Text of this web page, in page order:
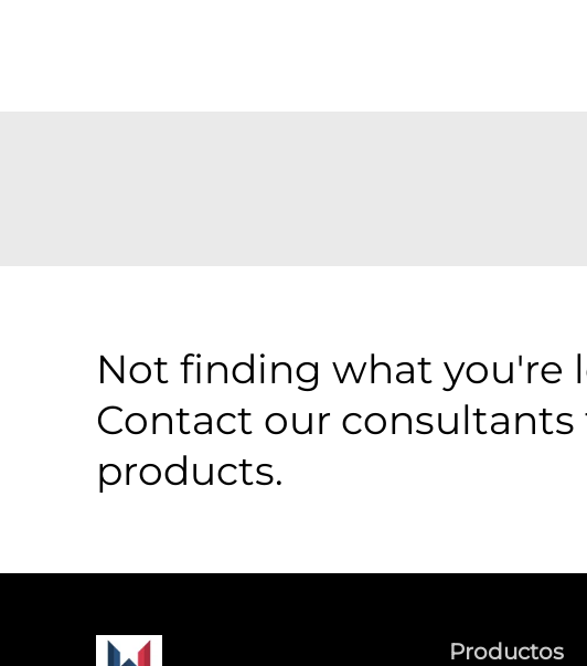
Not finding what you're
Contact our consultants
products.
Productos